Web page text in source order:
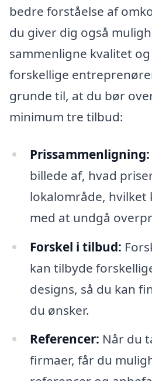
bedre forståelse af
du giver dig også
sammenligne kvalitet
forskellige
grunde til, at du bør
minimum tre tilbud:
Prissammenligning:
billede af, hvad
lokalområde, hvilket
med at undgå
Forskel i tilbud:
kan tilbyde
designs, så du kan
du ønsker.
Referencer: Når du
firmaer, får du